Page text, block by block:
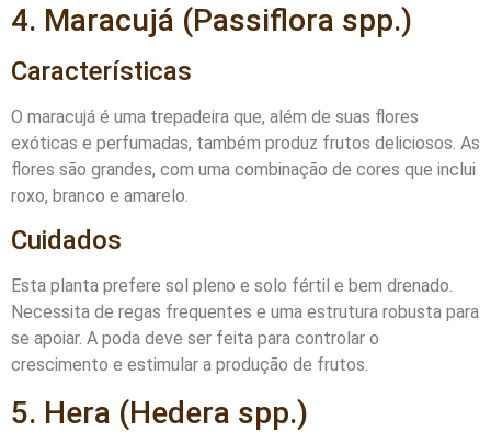
4. Maracujá (Passiflora spp.)
Características
O maracujá é uma trepadeira que, além de suas flores
exóticas e perfumadas, também produz frutos deliciosos. As
flores são grandes, com uma combinação de cores que inclui
roxo, branco e amarelo.
Cuidados
Esta planta prefere sol pleno e solo fértil e bem drenado.
Necessita de regas frequentes e uma estrutura robusta para
se apoiar. A poda deve ser feita para controlar o
crescimento e estimular a produção de frutos.
5. Hera (Hedera spp.)